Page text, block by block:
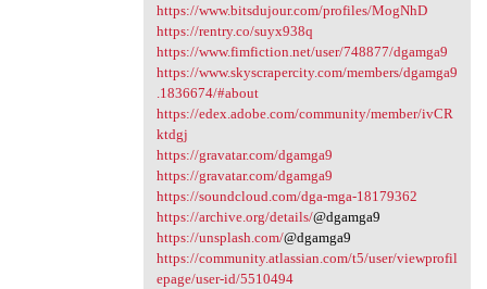
https://www.bitsdujour.com/profiles/MogNhD
https://rentry.co/suyx938q
https://www.fimfiction.net/user/748877/dgamga9
https://www.skyscrapercity.com/members/dgamga9
.1836674/#about
https://edex.adobe.com/community/member/ivCR
ktdgj
https://gravatar.com/dgamga9
https://gravatar.com/dgamga9
https://soundcloud.com/dga-mga-18179362
https://archive.org/details/@dgamga9
https://unsplash.com/@dgamga9
https://community.atlassian.com/t5/user/viewprofil
epage/user-id/5510494